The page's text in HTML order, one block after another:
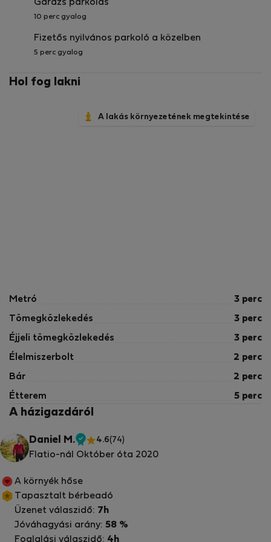
Garázs parkolás
10 perc gyalog
Fizetős nyilvános parkoló a közelben
5 perc gyalog
Hol fog lakni
A lakás környezetének megtekintése
Metró 3 perc
Tömegközlekedés 3 perc
Éjjeli tömegközlekedés 3 perc
Élelmiszerbolt 2 perc
Bár 2 perc
Étterem 5 perc
A házigazdáról
Daniel M.
Ellenőrzött
4.6(74)
Flatio-nál Október óta 2020
A környék hőse
Tapasztalt bérbeadó
Üzenet válaszidő: 7h
Jóváhagyási arány: 58 %
Foglalási válaszidő: 4h